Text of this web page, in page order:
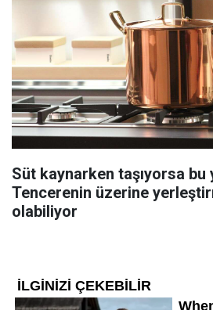
Süt kaynarken taşıyorsa bu
Tencerenin üzerine
olabiliyor